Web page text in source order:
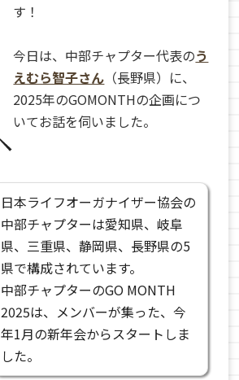
す！
今日は、中部チャプター代表のう
えむら智子さん （長野県）に、
2025年のGOMONTHの企画につ
いてお話を伺いました。
日本ライフオーガナイザー協会の
中部チャプターは愛知県、岐阜
県、三重県、静岡県、長野県の5
県で構成されています。
中部チャプターのGO MONTH
2025は、メンバーが集った、今
年1月の新年会からスタートしま
した。